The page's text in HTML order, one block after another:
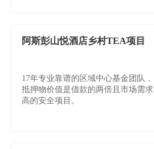
阿斯彭山悦酒店乡村TEA项目
17年专业靠谱的区域中心基金团队，
抵押物价值是借款的两倍且市场需求
高的安全项目。